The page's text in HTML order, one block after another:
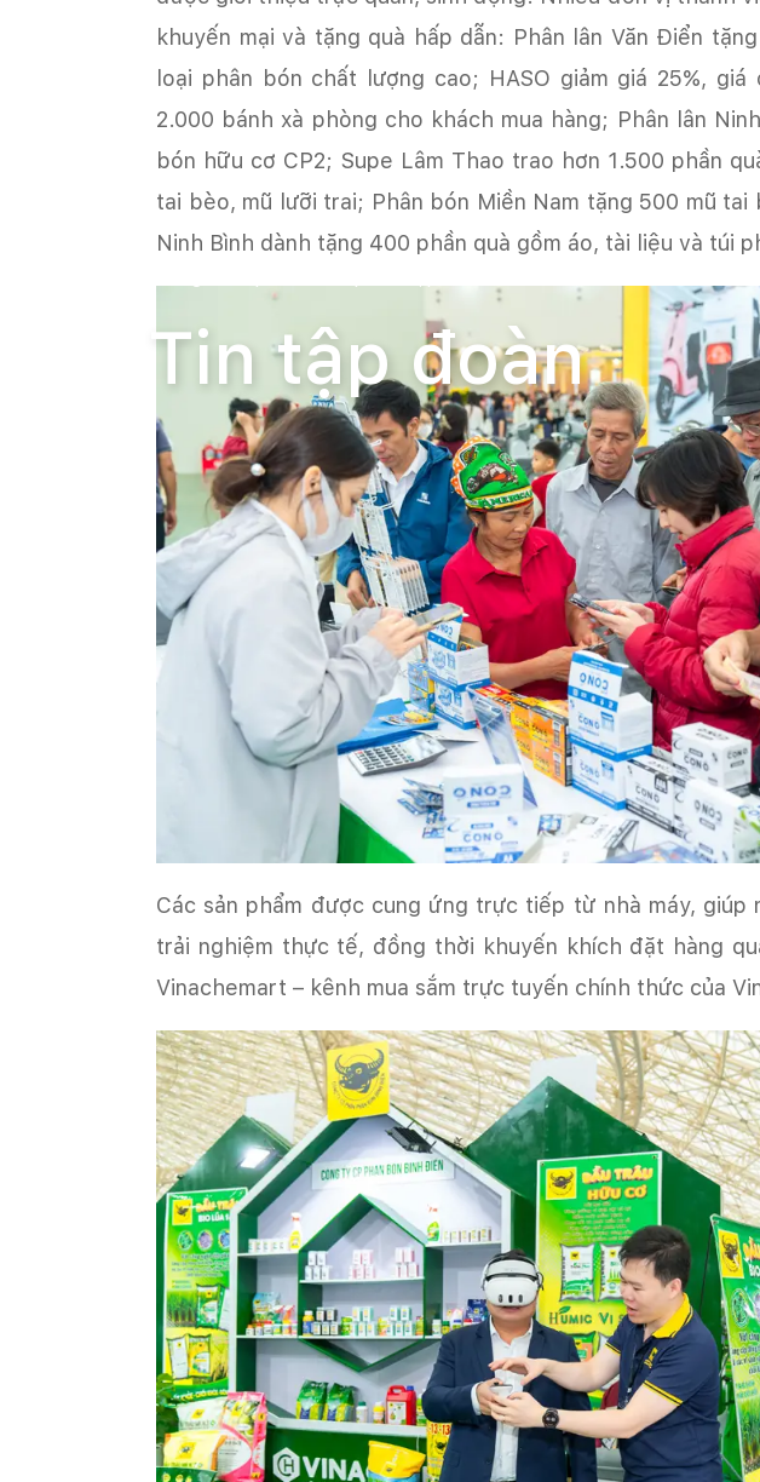
Tin tập đoàn
khuyến mại và tặng quà hấp dẫn: Phân lân Văn Điển
loại phân bón chất lượng cao; HASO giảm giá 25%,
2.000 bánh xà phòng cho khách mua hàng; Phân lân
bón hữu cơ CP2; Supe Lâm Thao trao hơn 1.500 phần
tai bèo, mũ lưỡi trai; Phân bón Miền Nam tặng 500 mũ
Ninh Bình dành tặng 400 phần quà gồm áo, tài liệu và túi
Các sản phẩm được cung ứng trực tiếp từ nhà máy, giúp
trải nghiệm thực tế, đồng thời khuyến khích đặt hàng
Vinachemart – kênh mua sắm trực tuyến chính thức của